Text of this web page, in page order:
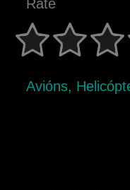
Rate
Avións,